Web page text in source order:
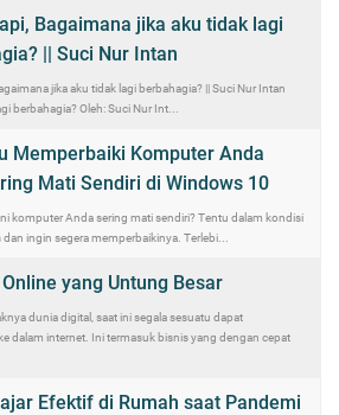
Bagaimana jika aku tidak lagi
|| Suci Nur Intan
jika aku tidak lagi berbahagia? || Suci Nur Intan
berbahagia? Oleh: Suci Nur Int...
Memperbaiki Komputer Anda
Mati Sendiri di Windows 10
komputer Anda sering mati sendiri? Tentu dalam kondisi
ingin segera memperbaikinya. Terlebi...
yang Untung Besar
dunia digital, saat ini segala sesuatu dapat
dalam internet. Ini termasuk bisnis yang dengan cepat
Efektif di Rumah saat Pandemi